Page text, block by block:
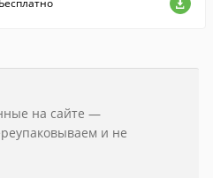
Бесплатно
на сайте —
и не